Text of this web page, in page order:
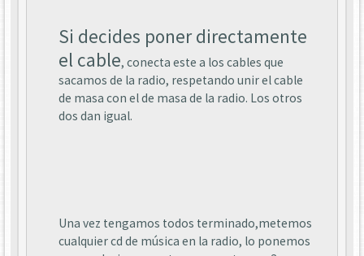
Si decides poner directamente
el cable, conecta este a los cables que
sacamos de la radio, respetando unir el cable
de masa con el de masa de la radio. Los otros
dos dan igual.
Una vez tengamos todos terminado,metemos
cualquier cd de música en la radio, lo ponemos